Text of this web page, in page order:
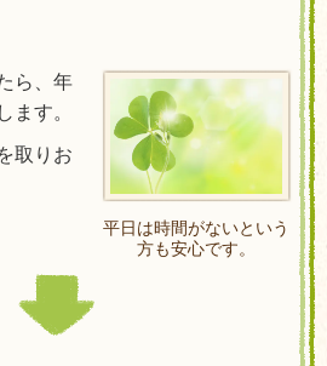
平日は時間がないという
方も安心です。
ら、年
ます。
取りお